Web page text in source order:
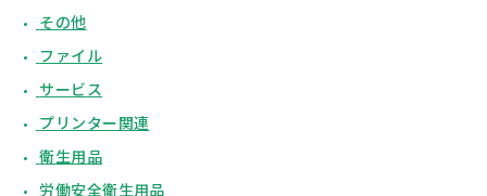
その他
ファイル
サービス
プリンター関連
衛生用品
労働安全衛生用品